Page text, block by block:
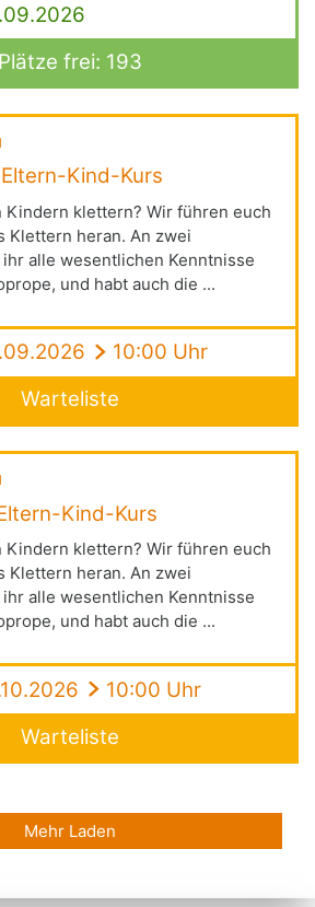
Plätze frei: 193
Kind-Kurs
Kindern klettern? Wir führen euch
Klettern heran. An zwei
alle wesentlichen Kenntnisse
und habt auch die ...
10:00 Uhr
Warteliste
Kind-Kurs
Kindern klettern? Wir führen euch
Klettern heran. An zwei
alle wesentlichen Kenntnisse
und habt auch die ...
10:00 Uhr
Warteliste
Mehr Laden